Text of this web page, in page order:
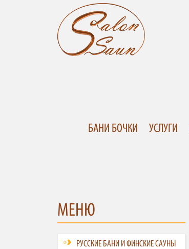
БАНИ БОЧКИ УСЛУГИ
МЕНЮ
РУССКИЕ БАНИ И ФИНСКИЕ САУНЫ